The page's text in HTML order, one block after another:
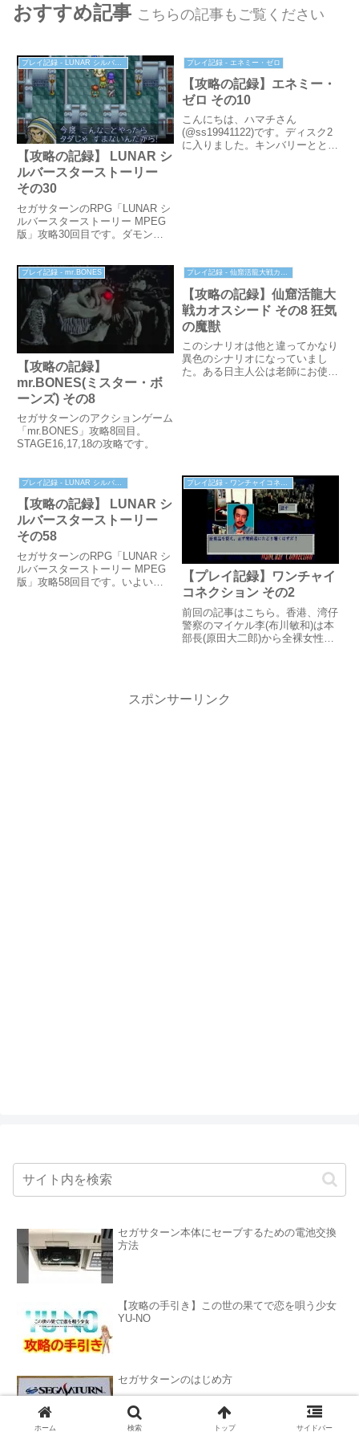
おすすめ記事 こちらの記事もご覧ください
【攻略の記録】 LUNAR シ
ルバースターストーリー
その30
セガサターンのRPG「LUNAR シ
ルバースターストーリー MPEG
版」攻略30回目です。ダモンの
プレイ記録 - エネミー・ゼロ
【攻略の記録】エネミー・
ゼロ その10
こんにちは、ハマチさん
(@ss19941122)です。ディスク2
に入りました。キンバリーととも
プレイ記録 - mr.BONES
【攻略の記録】
mr.BONES(ミスター・ボ
ーンズ) その8
セガサターンのアクションゲーム
「mr.BONES」攻略8回目。
STAGE16,17,18の攻略です。
プレイ記録 - 仙窟活龍大戦カオスシード
【攻略の記録】仙窟活龍大
戦カオスシード その8 狂気
の魔獣
このシナリオは他と違ってかなり
異色のシナリオになっていまし
た。ある日主人公は老師にお使い
【攻略の記録】 LUNAR シ
ルバースターストーリー
その58
セガサターンのRPG「LUNAR シ
ルバースターストーリー MPEG
版」攻略58回目です。いよいよ
【プレイ記録】ワンチャイ
コネクション その2
前回の記事はこちら。香港、湾仔
警察のマイケル李(布川敏和)は本
部長(原田大二郎)から全裸女性殺
で呼ばれています。記憶...
スポンサーリンク
セガサターン本体にセーブするための電池交換
方法
【攻略の手引き】この世の果てで恋を唄う少女
YU-NO
セガサターンのはじめ方
ホーム 検索 トップ サイドバー